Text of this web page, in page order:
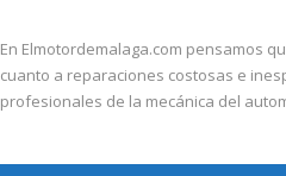
En Elmotordemalaga.com pensamos
cuanto a reparaciones costosas e
profesionales de la mecánica del